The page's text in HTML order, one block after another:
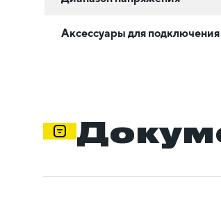
Аксессуары для